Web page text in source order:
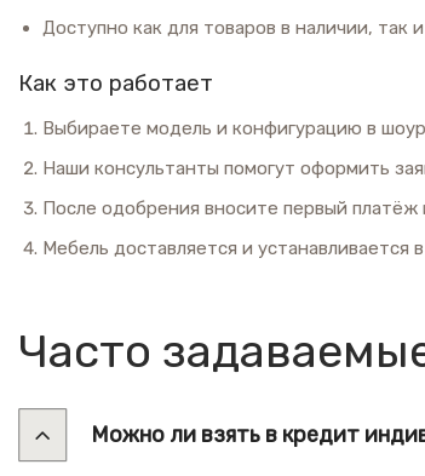
Доступно как для товаров в наличии, так
Как это работает
Выбираете модель и конфигурацию в
Наши консультанты помогут оформить
После одобрения вносите первый платёж
Мебель доставляется и устанавливается
Часто
Можно ли взять в кредит